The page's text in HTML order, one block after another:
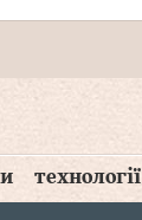
технології